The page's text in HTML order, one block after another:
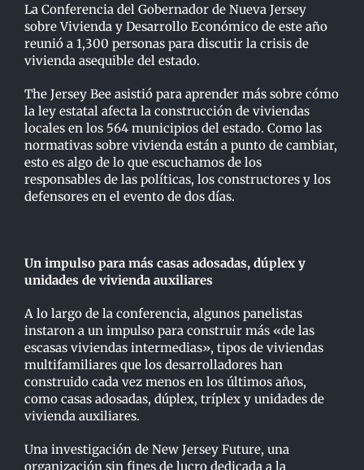
La Conferencia del Gobernador de Nueva Jersey
sobre Vivienda y Desarrollo Económico de este año
reunió a 1,300 personas para discutir la crisis de
vivienda asequible del estado.
The Jersey Bee asistió para aprender más sobre cómo
la ley estatal afecta la construcción de viviendas
locales en los 564 municipios del estado. Como las
normativas sobre vivienda están a punto de cambiar,
esto es algo de lo que escuchamos de los
responsables de las políticas, los constructores y los
defensores en el evento de dos días.
Un impulso para más casas adosadas, dúplex y
unidades de vivienda auxiliares
A lo largo de la conferencia, algunos panelistas
instaron a un impulso para construir más «de las
escasas viviendas intermedias», tipos de viviendas
multifamiliares que los desarrolladores han
construido cada vez menos en los últimos años,
como casas adosadas, dúplex, tríplex y unidades de
vivienda auxiliares.
Una investigación de New Jersey Future, una
organización sin fines de lucro dedicada a la